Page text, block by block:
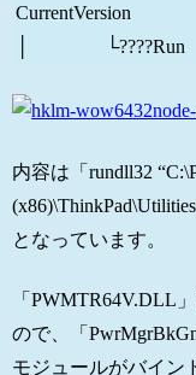
CurrentVersion
│ └????Run
内容は「rundll32
となっています。
「PWMTR64V.DLL
ので、「
モジュールがバイン